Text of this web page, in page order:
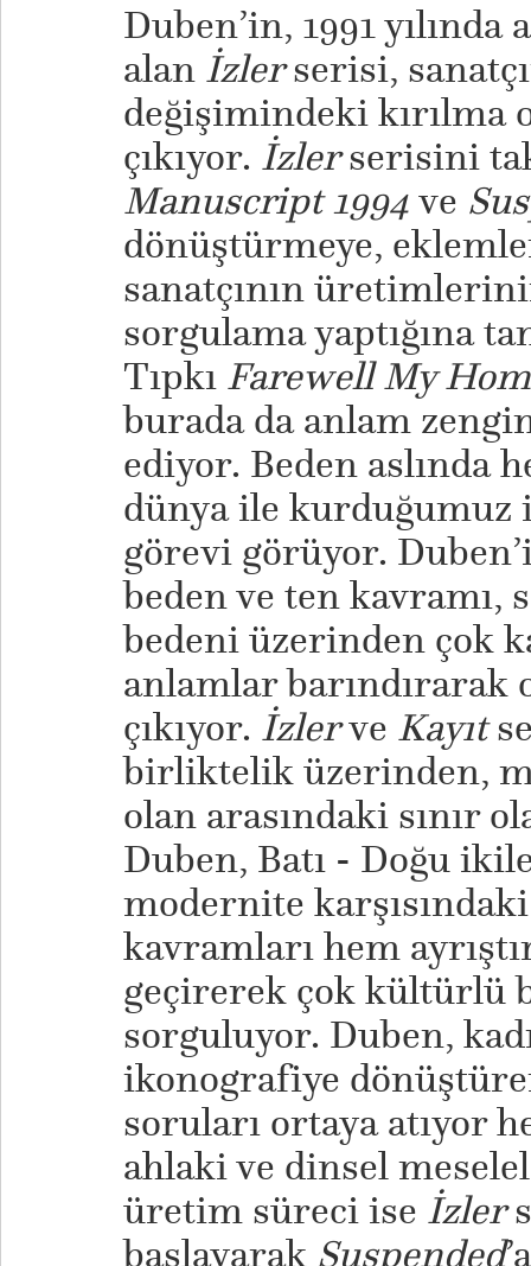
Duben’in, 1991 yılında
alan İzlerserisi,
değişimindeki kırılma
çıkıyor. İzlerserisini
Manuscript 1994ve
dönüştürmeye,
sanatçının
sorgulama yaptığına
Tıpkı Farewell My
burada da anlam
ediyor. Beden aslında
dünya ile kurduğumuz
görevi görüyor.
beden ve ten kavramı,
bedeni üzerinden çok
anlamlar barındırarak
çıkıyor. İzlerve Kayıt
birliktelik üzerinden,
olan arasındaki sınır
Duben, Batı - Doğu
modernite
kavramları hem
geçirerek çok kültürlü
sorguluyor. Duben,
ikonografiye
soruları ortaya atıyor
ahlaki ve dinsel
üretim süreci ise İzler
başlayarak Suspended